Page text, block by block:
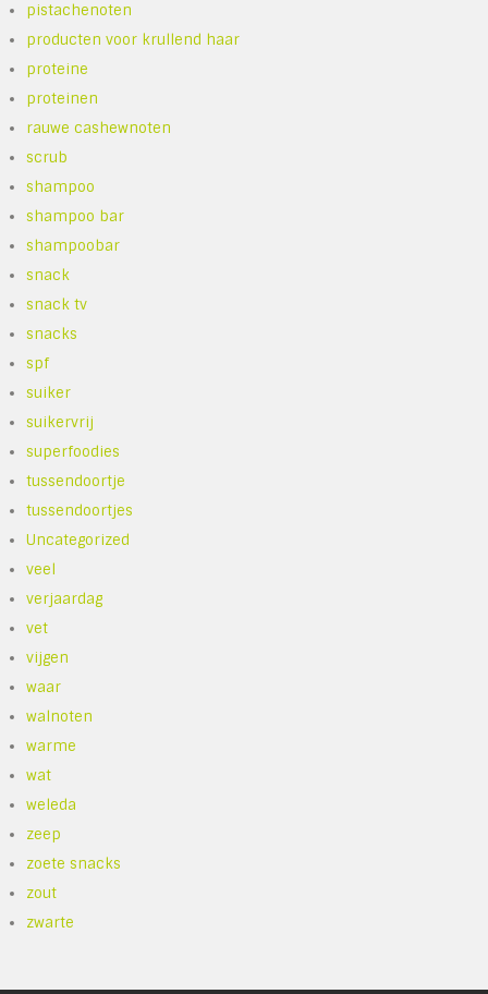
pistachenoten
producten voor krullend haar
proteine
proteinen
rauwe cashewnoten
scrub
shampoo
shampoo bar
shampoobar
snack
snack tv
snacks
spf
suiker
suikervrij
superfoodies
tussendoortje
tussendoortjes
Uncategorized
veel
verjaardag
vet
vijgen
waar
walnoten
warme
wat
weleda
zeep
zoete snacks
zout
zwarte